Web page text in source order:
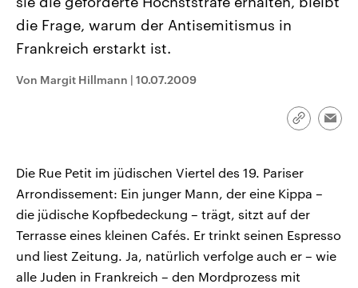
die Frage, warum der Antisemitismus in
Frankreich erstarkt ist.
Von Margit Hillmann | 10.07.2009
Link
Die Rue Petit im jüdischen Viertel des 19. Pariser
Arrondissement: Ein junger Mann, der eine Kippa –
die jüdische Kopfbedeckung – trägt, sitzt auf der
Terrasse eines kleinen Cafés. Er trinkt seinen Espresso
und liest Zeitung. Ja, natürlich verfolge auch er – wie
alle Juden in Frankreich – den Mordprozess mit